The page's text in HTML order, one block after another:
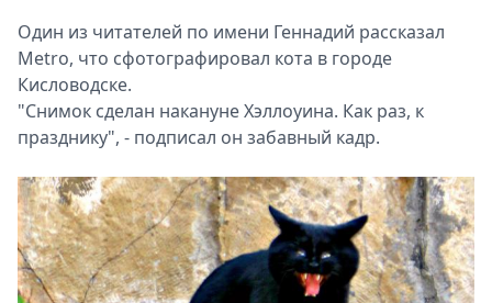
Один из читателей по имени Геннадий рассказал
Metro, что сфотографировал кота в городе
Кисловодске.
"Снимок сделан накануне Хэллоуина. Как раз, к
празднику", - подписал он забавный кадр.